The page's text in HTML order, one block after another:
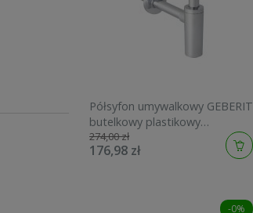
Półsyfon umywalkowy GEBERIT
butelkowy plastikowy
151.034.21.1
274,00 zł
176,98 zł
-0%